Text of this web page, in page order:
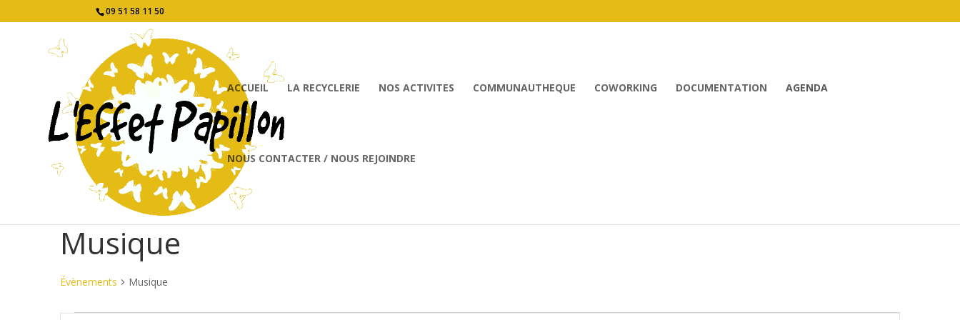
09 51 58 11 50
ACCUEIL LA RECYCLERIE NOS ACTIVITES COMMUNAUTHEQUE COWORKING DOCUMENTATION AGENDA
NOUS CONTACTER / NOUS REJOINDRE
Musique
Évènements Musique